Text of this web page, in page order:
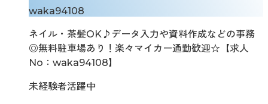
waka94108
ネイル・茶髪OK♪データ入力や資料作成などの事務
◎無料駐車場あり！楽々マイカー通勤歓迎☆【求人
No：waka94108】
未経験者活躍中